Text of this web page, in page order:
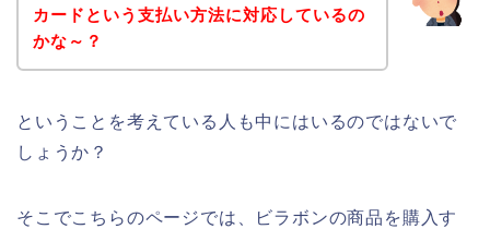
カードという支払い方法に対応しているの
かな～？
ということを考えている人も中にはいるのではないで
しょうか？
そこでこちらのページでは、ビラボンの商品を購入す